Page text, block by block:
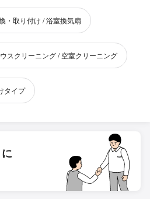
・取り付け / 浴室換気扇
スクリーニング / 空室クリーニング
タイプ